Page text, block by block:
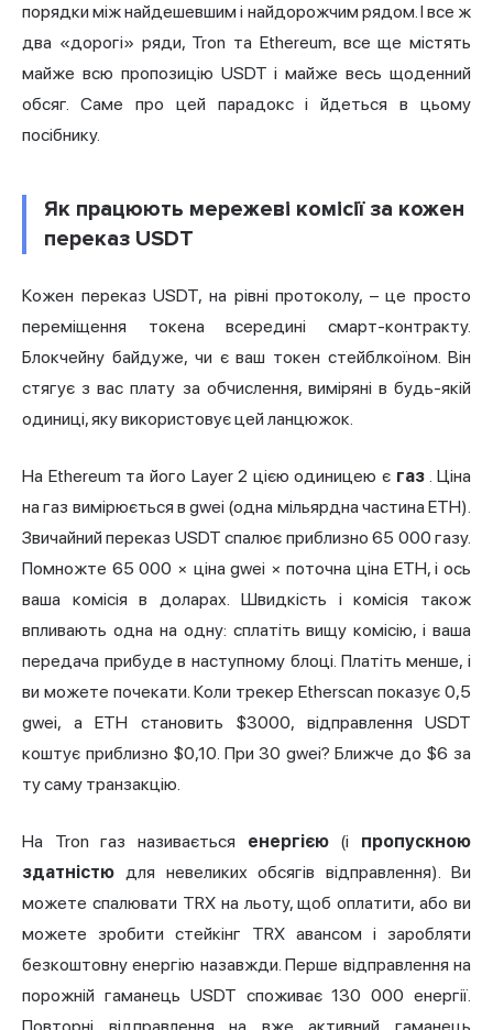
порядки між найдешевшим і найдорожчим рядом. І все ж
два «дорогі» ряди, Tron та Ethereum, все ще містять
майже всю пропозицію USDT і майже весь щоденний
обсяг. Саме про цей парадокс і йдеться в цьому
посібнику.
Як працюють мережеві комісії за кожен
переказ USDT
Кожен переказ USDT, на рівні протоколу, – це просто
переміщення токена всередині смарт-контракту.
Блокчейну байдуже, чи є ваш токен стейблкоїном. Він
стягує з вас плату за обчислення, виміряні в будь-якій
одиниці, яку використовує цей ланцюжок.
На Ethereum та його Layer 2 цією одиницею є газ. Ціна
на газ вимірюється в gwei (одна мільярдна частина ETH).
Звичайний переказ USDT спалює приблизно 65 000 газу.
Помножте 65 000 × ціна gwei × поточна ціна ETH, і ось
ваша комісія в доларах. Швидкість і комісія також
впливають одна на одну: сплатіть вищу комісію, і ваша
передача прибуде в наступному блоці. Платіть менше, і
ви можете почекати. Коли трекер Etherscan показує 0,5
gwei, а ETH становить $3000, відправлення USDT
коштує приблизно $0,10. При 30 gwei? Ближче до $6 за
ту саму транзакцію.
На Tron газ називається енергією(і пропускною
здатністю для невеликих обсягів відправлення). Ви
можете спалювати TRX на льоту, щоб оплатити, або ви
можете зробити стейкінг TRX авансом і заробляти
безкоштовну енергію назавжди. Перше відправлення на
порожній гаманець USDT споживає 130 000 енергії.